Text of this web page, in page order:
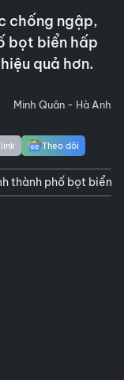
chống ngập,
bọt biển hấp
quả hơn.
Minh Quân - Hà Anh
Theo dõi
thành phố bọt biển